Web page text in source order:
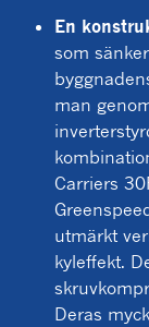
En
som
man
Carriers
utmärkt
kyleffekt.
Deras